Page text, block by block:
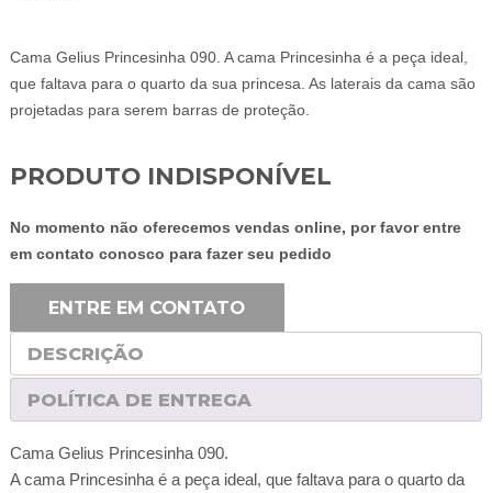
Cama Gelius Princesinha 090. A cama Princesinha é a peça ideal,
que faltava para o quarto da sua princesa. As laterais da cama são
projetadas para serem barras de proteção.
No momento não oferecemos vendas online, por favor entre
em contato conosco para fazer seu pedido
ENTRE EM CONTATO
PRODUTO INDISPONÍVEL
DESCRIÇÃO
POLÍTICA DE ENTREGA
Cama Gelius Princesinha 090.
A cama Princesinha é a peça ideal, que faltava para o quarto da